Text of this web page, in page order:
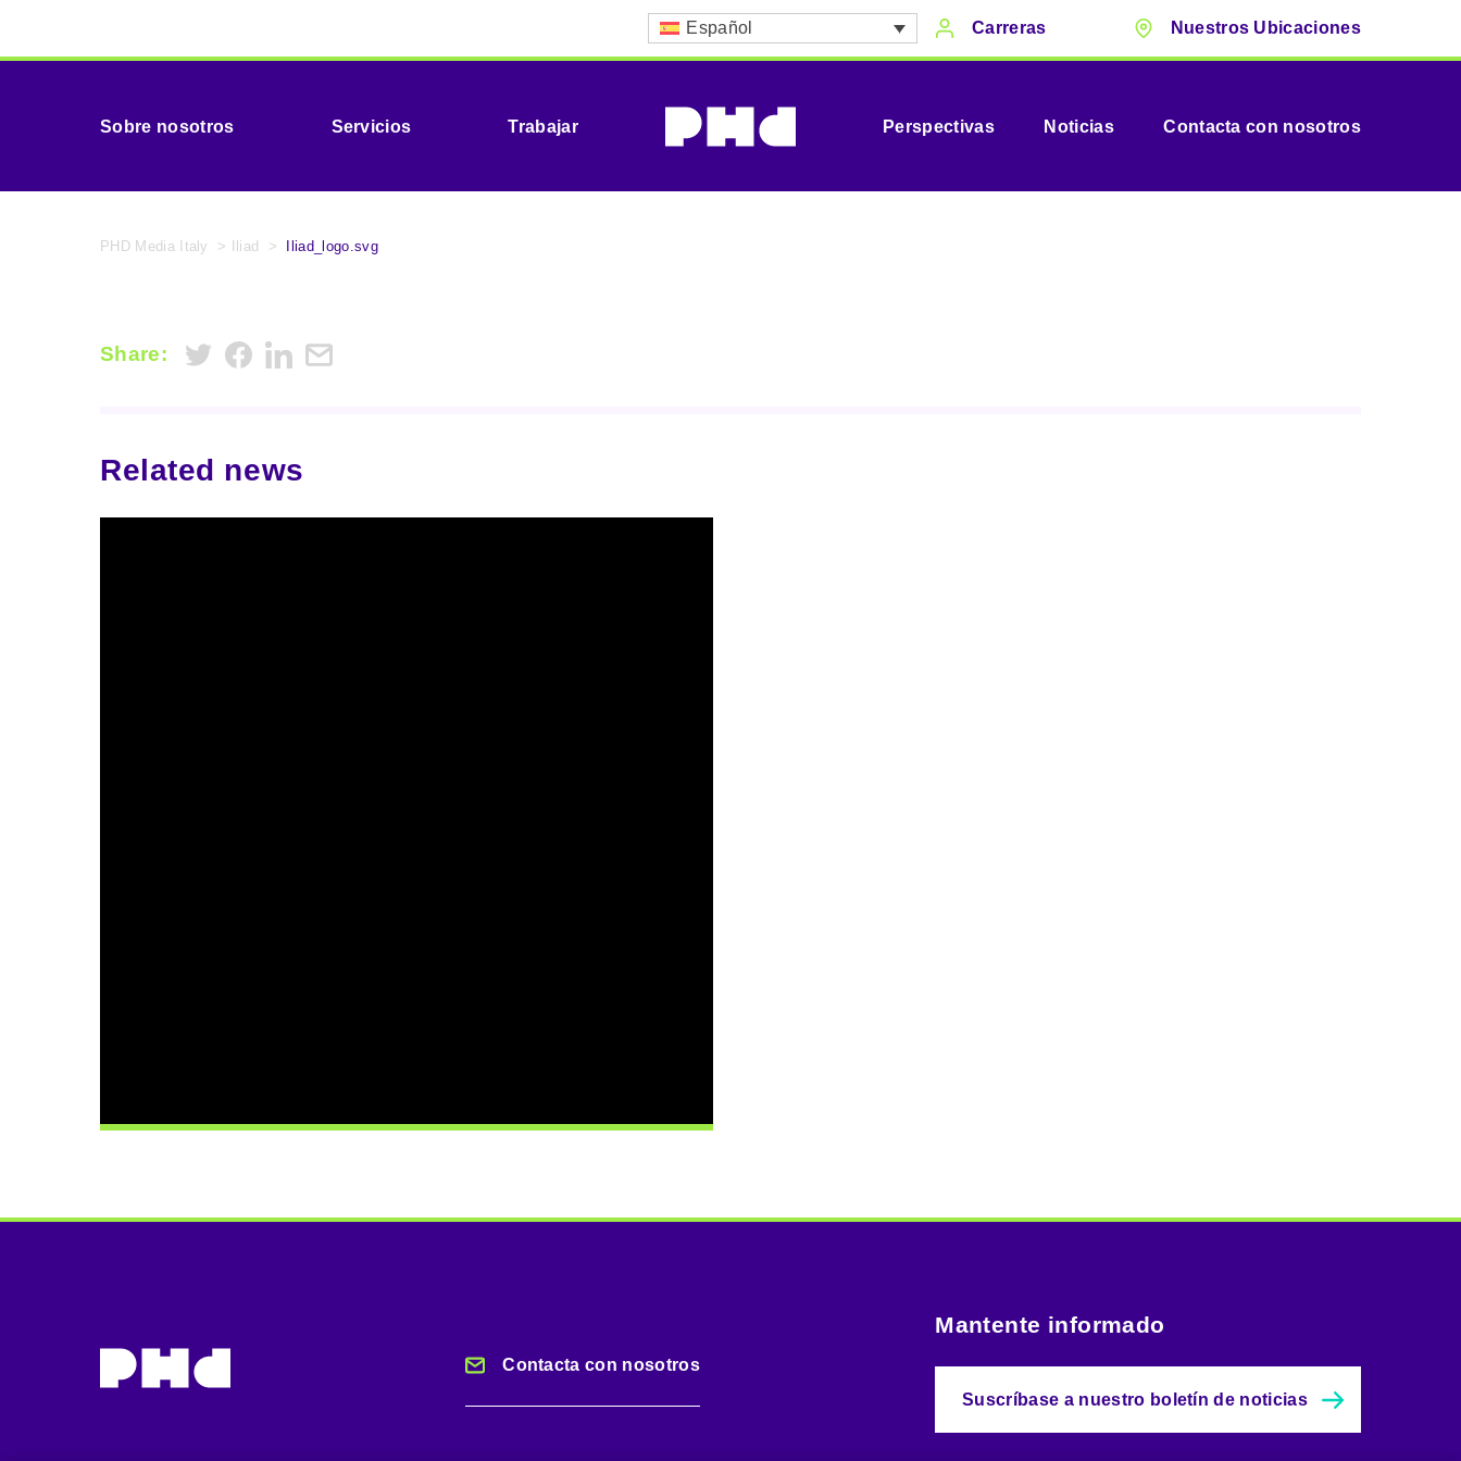
Español Carreras Nuestros Ubicaciones
Sobre nosotros Servicios Trabajar Perspectivas Noticias Contacta con nosotros
PHD Media Italy > Iliad > Iliad_logo.svg
Share:
Related news
Contacta con nosotros
Mantente informado
Suscríbase a nuestro boletín de noticias